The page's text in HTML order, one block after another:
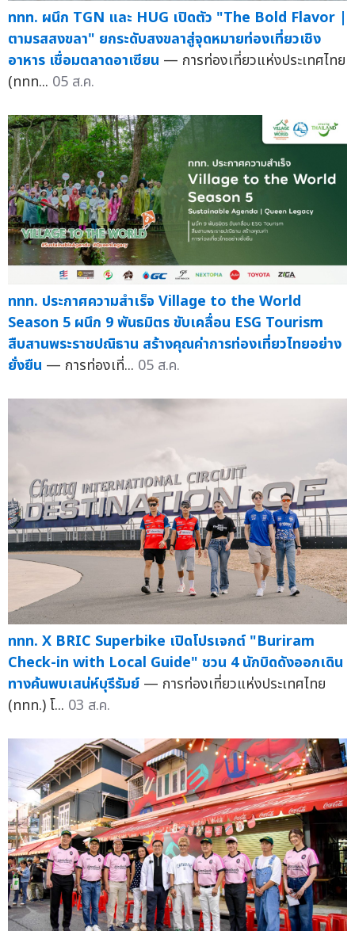
ททท. ผนึก TGN และ HUG เปิดตัว "The Bold Flavor |
ตามรสสงขลา" ยกระดับสงขลาสู่จุดหมายท่องเที่ยวเชิง
อาหาร เชื่อมตลาดอาเซียน — การท่องเที่ยวแห่งประเทศไทย
(ททท... 05 ส.ค.
ททท. ประกาศความสำเร็จ Village to the World
Season 5 ผนึก 9 พันธมิตร ขับเคลื่อน ESG Tourism
สืบสานพระราชปณิธาน สร้างคุณค่าการท่องเที่ยวไทยอย่าง
ยั่งยืน — การท่องเที่... 05 ส.ค.
ททท. X BRIC Superbike เปิดโปรเจกต์ "Buriram
Check-in with Local Guide" ชวน 4 นักบิดดังออกเดิน
ทางค้นพบเสน่ห์บุรีรัมย์ — การท่องเที่ยวแห่งประเทศไทย
(ททท.) โ... 03 ส.ค.